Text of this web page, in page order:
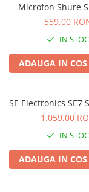
Power Conditioner
Unelte Audio
Microfoane
Accesorii de
Microfoane de
Microfoane de
Microfoane de
calibrare
Microfoane de
Microfon Shure
559,00
IN STOC
ADAUGA IN COS
SE Electronics SE7
1.059,00
IN STOC
ADAUGA IN COS